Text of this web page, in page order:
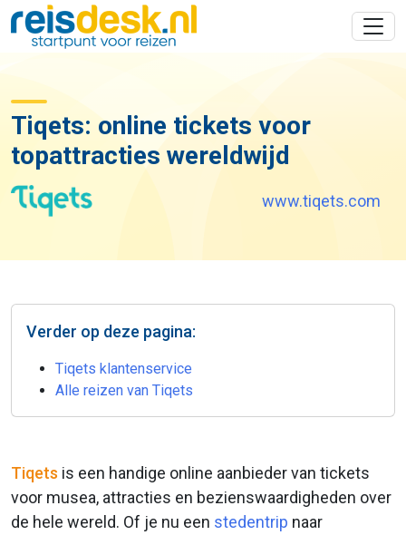
Tiqets: online tickets voor
topattracties wereldwijd
www.tiqets.com
Verder op deze pagina:
Tiqets klantenservice
Alle reizen van Tiqets
Tiqets is een handige online aanbieder van tickets
voor musea, attracties en bezienswaardigheden over
de hele wereld. Of je nu een stedentrip naar